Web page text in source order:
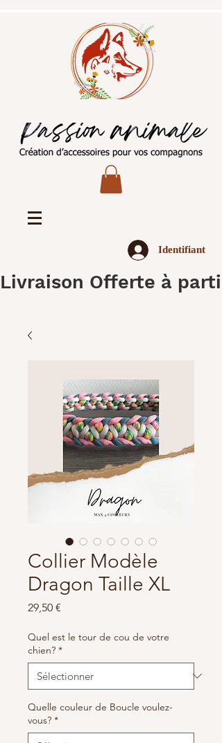
Identifiant
Livraison Offerte à
Collier Modèle
Dragon Taille XL
29,50 €
Quel est le tour de cou de votre
chien? *
Quelle couleur de Boucle voulez-
vous? *